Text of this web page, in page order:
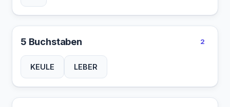
5 Buchstaben 2
KEULE LEBER